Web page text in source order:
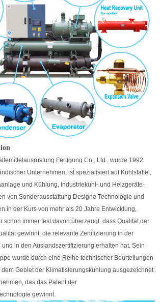
Fertigung Co., Ltd.. wurde 1992
Unternehmen, ist spezialisiert auf Kühlstaffel,
und Kühlung, Industriekühl- und Heizgeräte-
von Sonderausstattung Designe Technologie und
der Kurs von mehr als 20 Jahre Entwicklung,
schon immer fest davon überzeugt, dass Qualität der
gewinnt, die relevante Zertifizierung in der
in den Auslandszertifizierung erhalten hat. Sein
wurde durch eine Reihe technischer Beurteilungen
Gebiet der Klimatisierungskühlung ausgezeichnet
das das Patent der
gewinnt.